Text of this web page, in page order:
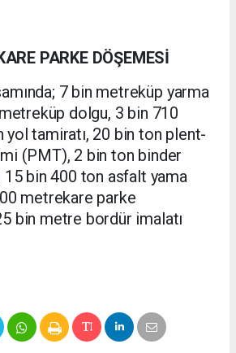
PARKE DÖŞEMESİ
7 bin metreküp yarma
dolgu, 3 bin 710
tamiratı, 20 bin ton plent-
(PMT), 2 bin ton binder
15 bin 400 ton asfalt yama
metrekare parke
bin metre bordür imalatı